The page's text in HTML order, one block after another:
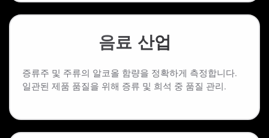
음료 산업
증류주 및 주류의 알코올 함량을 정확하게 측정합니다.
일관된 제품 품질을 위해 증류 및 희석 중 품질 관리.